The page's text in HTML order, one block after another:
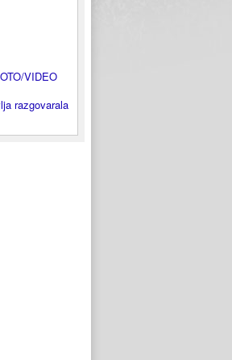
VIDEO
razgovarala